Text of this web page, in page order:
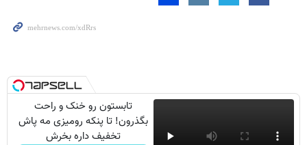
تابستون رو خنک و راحت
بگذرون! تا پنکه رومیزی مه پاش
تخفیف داره بخرش